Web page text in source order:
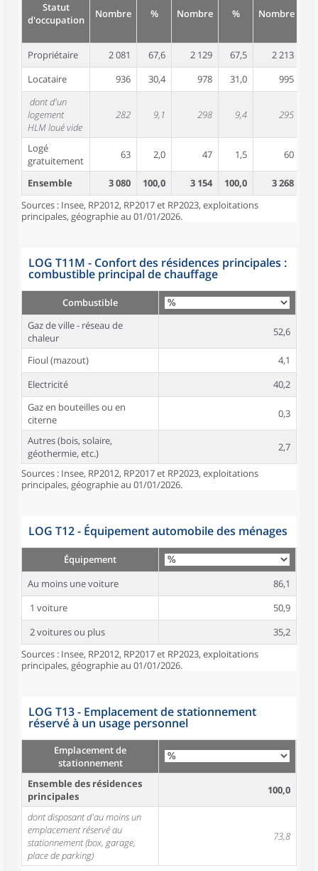
Statut
d'occupation
Nombre % Nombre % Nombre
Propriétaire 2 081 67,6 2 129 67,5 2 213
Locataire
936 30,4 978 31,0 995
dont d'un
logement
HLM loué vide
282 9,1 298 9,4 295
Logé
gratuitement
63 2,0 47 1,5 60
Ensemble 3 080 100,0 3 154 100,0 3 268
Sources : Insee, RP2012, RP2017 et RP2023, exploitations
principales, géographie au 01/01/2026.
LOG T11M - Confort des résidences principales :
combustible principal de chauffage
Combustible
Gaz de ville - réseau de
chaleur
52,6
Fioul (mazout)
4,1
Electricité
40,2
Gaz en bouteilles ou en
citerne
0,3
Autres (bois, solaire,
géothermie, etc.)
2,7
Sources : Insee, RP2012, RP2017 et RP2023, exploitations
principales, géographie au 01/01/2026.
LOG T12 - Équipement automobile des ménages
Équipement
Au moins une voiture
86,1
1 voiture
50,9
2 voitures ou plus
35,2
Sources : Insee, RP2012, RP2017 et RP2023, exploitations
principales, géographie au 01/01/2026.
LOG T13 - Emplacement de stationnement
réservé à un usage personnel
Emplacement de
stationnement
Ensemble des résidences
principales
100,0
dont disposant d'au moins un
emplacement réservé au
stationnement (box, garage,
place de parking)
73,8